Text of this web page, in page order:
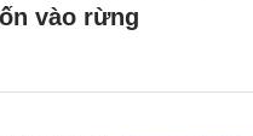
vào rừng